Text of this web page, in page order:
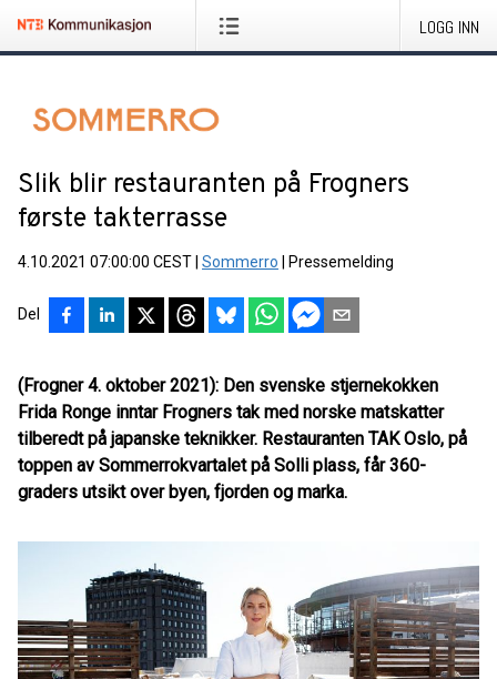
LOGG INN
Slik blir restauranten på Frogners
første takterrasse
4.10.2021 07:00:00 CEST Sommerro Pressemelding
Del
(Frogner 4. oktober 2021): Den svenske stjernekokken
Frida Ronge inntar Frogners tak med norske matskatter
tilberedt på japanske teknikker. Restauranten TAK Oslo, på
toppen av Sommerrokvartalet på Solli plass, får 360-
graders utsikt over byen, fjorden og marka.